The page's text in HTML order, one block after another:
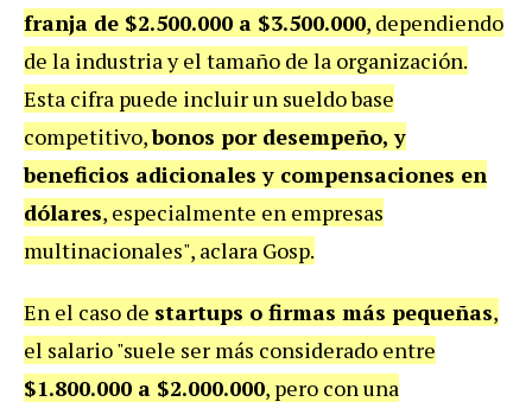
franja de $2.500.000 a $3.500.000, dependiendo
de la industria y el tamaño de la organización.
Esta cifra puede incluir un sueldo base
competitivo,bonos por desempeño, y
beneficios adicionales y compensaciones en
dólares, especialmente en empresas
multinacionales", aclara Gosp.
En el caso de startups o firmas más pequeñas,
el salario "suele ser más considerado entre
$1.800.000 a $2.000.000, pero con una